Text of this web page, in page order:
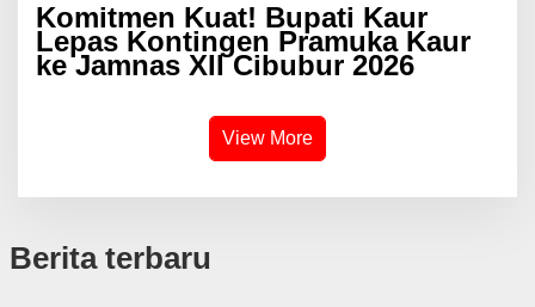
Komitmen Kuat! Bupati Kaur
Lepas Kontingen Pramuka Kaur
ke Jamnas XII Cibubur 2026
View More
Berita terbaru